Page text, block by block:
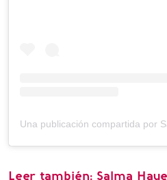
Leer también: Salma